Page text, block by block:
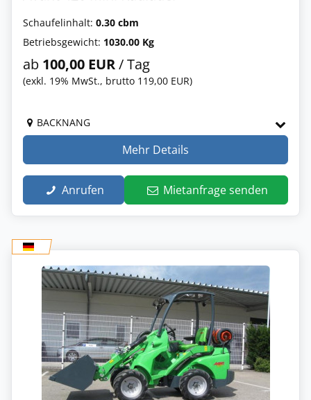
Schaufelinhalt: 0.30 cbm
Betriebsgewicht: 1030.00 Kg
ab 100,00 EUR/ Tag
(exkl. 19% MwSt., brutto 119,00 EUR)
BACKNANG
Mehr Details
Anrufen Mietanfrage senden